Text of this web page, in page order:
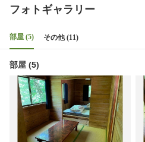
フォトギャラリー
部屋 (5) その他 (11)
部屋 (5)